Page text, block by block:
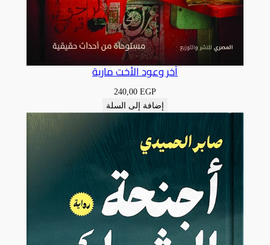
آخر وعود الأخت مارية
240,00 EGP
إضافة إلى السلة